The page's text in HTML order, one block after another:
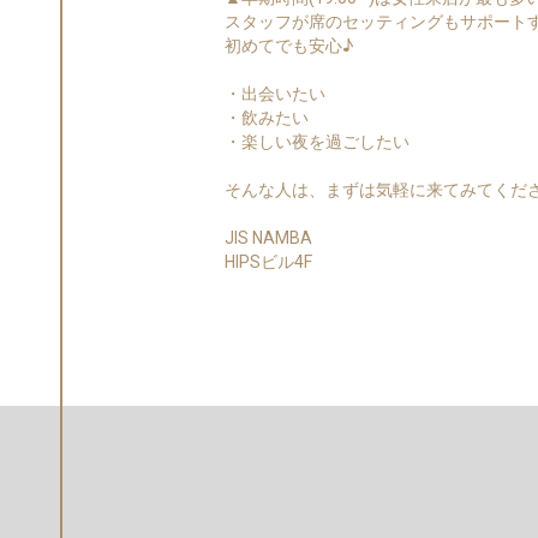
スタッフが席のセッティングもサポート
初めてでも安心♪
・出会いたい
・飲みたい
・楽しい夜を過ごしたい
そんな人は、まずは気軽に来てみてくだ
JIS NAMBA
HIPSビル4F